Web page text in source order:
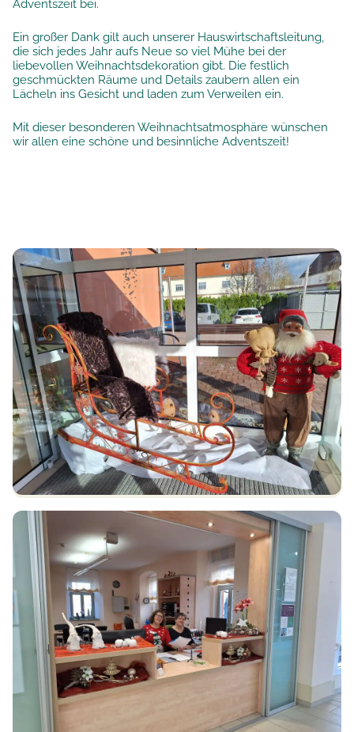
Adventszeit bei.
Ein großer Dank gilt auch unserer Hauswirtschaftsleitung,
die sich jedes Jahr aufs Neue so viel Mühe bei der
liebevollen Weihnachtsdekoration gibt. Die festlich
geschmückten Räume und Details zaubern allen ein
Lächeln ins Gesicht und laden zum Verweilen ein.
Mit dieser besonderen Weihnachtsatmosphäre wünschen
wir allen eine schöne und besinnliche Adventszeit!